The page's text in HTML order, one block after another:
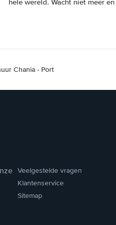
hele wereld. Wacht niet meer
Chania - Port
Veelgestelde vragen
Klantenservice
Sitemap